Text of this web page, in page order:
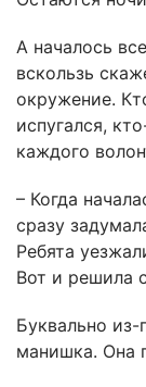
А началось
вскользь
окружение.
испугался,
каждого
– Когда
сразу
Ребята
Вот и решила
Буквально
манишка. Она